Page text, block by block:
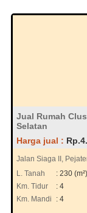
Jual Rumah
Selatan
Harga jual :
Jalan Siaga II,
L. Tanah
: 230 (m²)
Km. Tidur
: 4
Km. Mandi
: 4